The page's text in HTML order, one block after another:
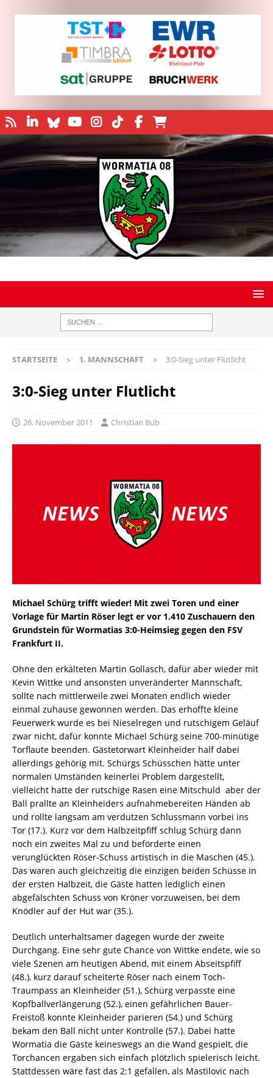
STARTSEITE 1. MANNSCHAFT 3:0-Sieg unter Flutlicht
3:0-Sieg unter Flutlicht
26. November 2011 Christian Bub
Michael Schürg trifft wieder! Mit zwei Toren und einer
Vorlage für Martin Röser legt er vor 1.410 Zuschauern den
Grundstein für Wormatias 3:0-Heimsieg gegen den FSV
Frankfurt II.
Ohne den erkälteten Martin Gollasch, dafür aber wieder mit
Kevin Wittke und ansonsten unveränderter Mannschaft,
sollte nach mittlerweile zwei Monaten endlich wieder
einmal zuhause gewonnen werden. Das erhoffte kleine
Feuerwerk wurde es bei Nieselregen und rutschigem Geläuf
zwar nicht, dafür konnte Michael Schürg seine 700-minütige
Torflaute beenden. Gästetorwart Kleinheider half dabei
allerdings gehörig mit. Schürgs Schüsschen hätte unter
normalen Umständen keinerlei Problem dargestellt,
vielleicht hatte der rutschige Rasen eine Mitschuld  aber der
Ball prallte an Kleinheiders aufnahmebereiten Händen ab
und rollte langsam am verdutzen Schlussmann vorbei ins
Tor (17.). Kurz vor dem Halbzeitpfiff schlug Schürg dann
noch ein zweites Mal zu und beförderte einen
verunglückten Röser-Schuss artistisch in die Maschen (45.).
Das waren auch gleichzeitig die einzigen beiden Schüsse in
der ersten Halbzeit, die Gäste hatten lediglich einen
abgefälschten Schuss von Kröner vorzuweisen, bei dem
Knödler auf der Hut war (35.).
Deutlich unterhaltsamer dagegen wurde der zweite
Durchgang. Eine sehr gute Chance von Wittke endete, wie so
viele Szenen am heutigen Abend, mit einem Abseitspfiff
(48.), kurz darauf scheiterte Röser nach einem Toch-
Traumpass an Kleinheider (51.), Schürg verpasste eine
Kopfballverlängerung (52.), einen gefährlichen Bauer-
Freistoß konnte Kleinheider parieren (54.) und Schürg
bekam den Ball nicht unter Kontrolle (57.). Dabei hatte
Wormatia die Gäste keineswegs an die Wand gespielt, die
Torchancen ergaben sich einfach plötzlich spielerisch leicht.
Stattdessen wäre fast das 2:1 gefallen, als Mastilovic nach